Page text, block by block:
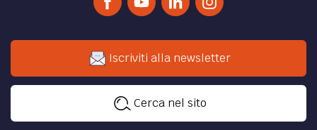
Iscriviti alla newsletter
Cerca nel sito